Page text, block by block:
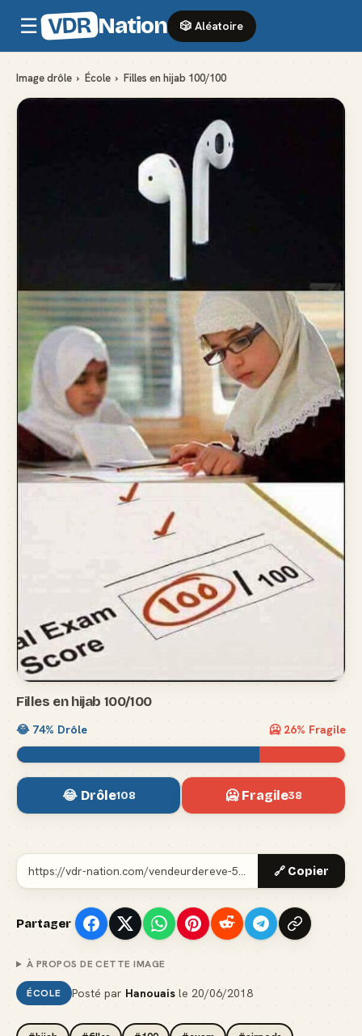
☰ VDR Nation 🎲 Aléatoire
Image drôle › École › Filles en hijab 100/100
Filles en hijab 100/100
😂 74% Drôle 🥶 26% Fragile
😂 Drôle108 🥶 Fragile38
🔗 Copier
Partager
À PROPOS DE CETTE IMAGE
ÉCOLE Posté par Hanouaisle 20/06/2018